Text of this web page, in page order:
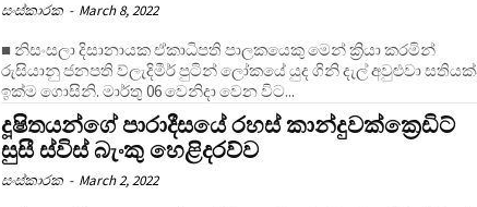
සංස්කාරක - March 8, 2022
■ නිසංසලා දිසානායක ඒකාධිපති පාලකයෙකු මෙන් ක්‍රියා කරමින්
රුසියානු ජනපති ව්ලැදිමීර් පුටින් ලෝකයේ යුද ගිනි දැල් අවුළුවා
ඉක්ම ගොසිනි. මාර්තු 06 වෙනිදා වෙන විට...
දූෂිතයන්ගේ පාරාදීසයේ රහස් කාන්දුවක්ක්‍රෙඩිට්
සුසී ස්විස් බැංකු හෙළිදරව්ව
සංස්කාරක - March 2, 2022